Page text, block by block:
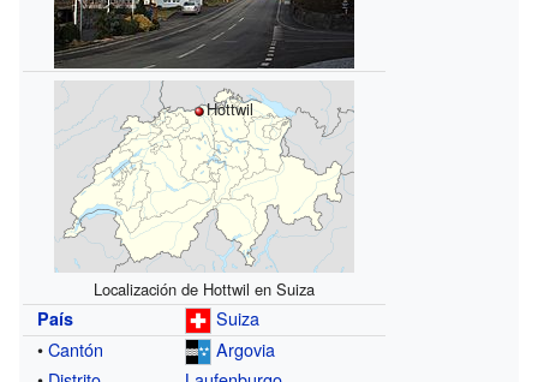
Hottwil
Localización de Hottwil en Suiza
País
Suiza
•Cantón
Argovia